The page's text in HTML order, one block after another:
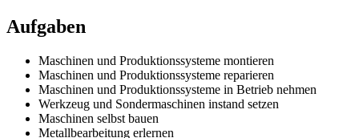
Aufgaben
Maschinen und Produktionssysteme montieren
Maschinen und Produktionssysteme reparieren
Maschinen und Produktionssysteme in Betrieb nehmen
Werkzeug und Sondermaschinen instand setzen
Maschinen selbst bauen
Metallbearbeitung erlernen